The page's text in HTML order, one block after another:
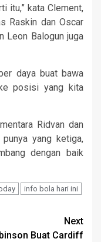
itu,” kata Clement,
Raskin dan Oscar
Leon Balogun juga
daya buat bawa
posisi yang kita
Ridvan dan
yang ketiga,
dengan baik
info bola hari ini
Next
Buat Cardiff